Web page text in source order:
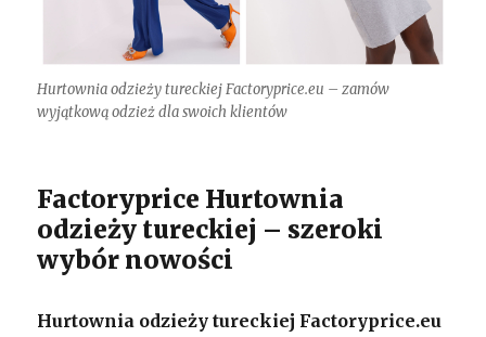
Hurtownia odzieży tureckiej Factoryprice.eu – zamów
wyjątkową odzież dla swoich klientów
Factoryprice Hurtownia
odzieży tureckiej – szeroki
wybór nowości
Hurtownia odzieży tureckiej Factoryprice.eu